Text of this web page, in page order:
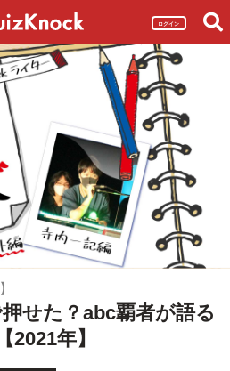
ログイン
せた？abc覇者が語る
年】